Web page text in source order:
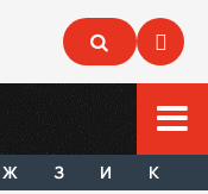
Ж З И К